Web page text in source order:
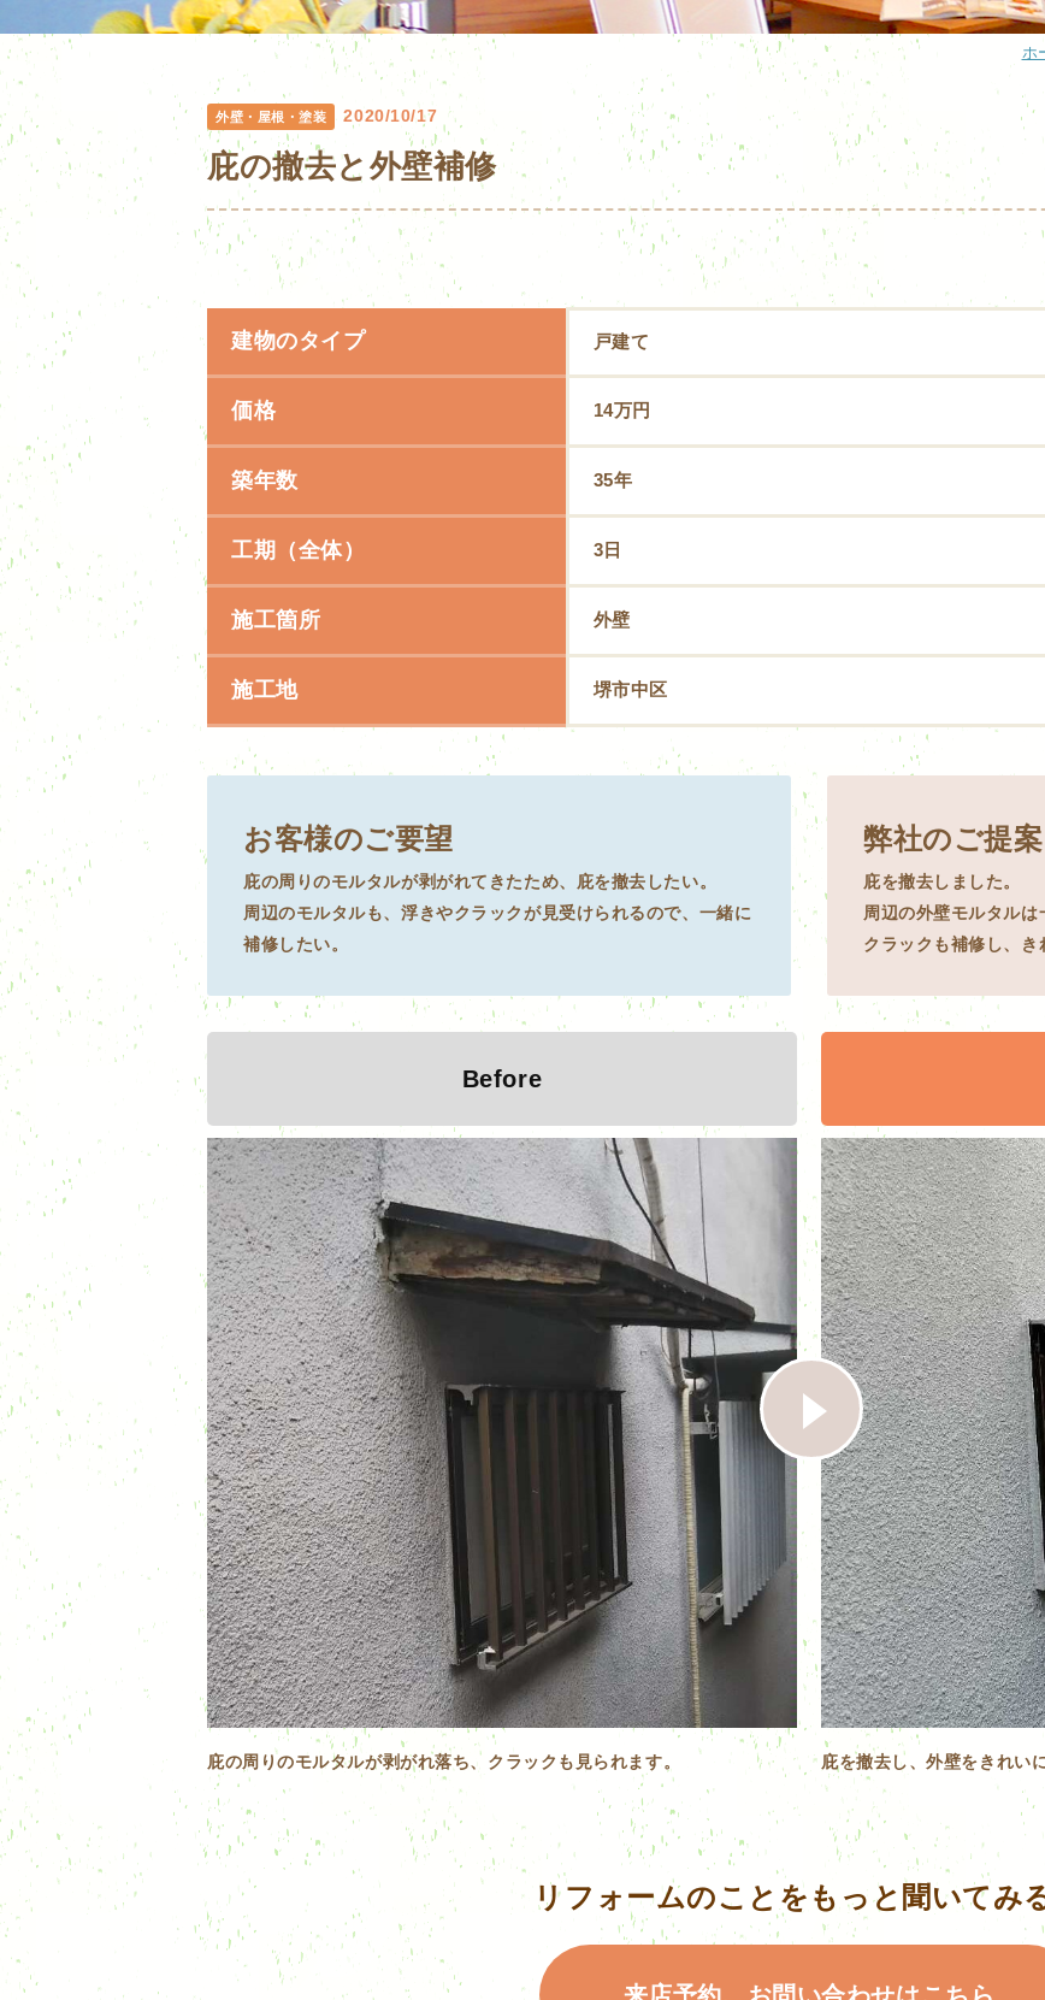
ホ
外壁・屋根・塗装 2020/10/17
庇の撤去と外壁補修
建物のタイプ 戸建て
価格 14万円
築年数 35年
工期（全体） 3日
施工箇所 外壁
施工地 堺市中区
お客様のご要望
庇の周りのモルタルが剥がれてきたため、庇を撤去したい。
周辺のモルタルも、浮きやクラックが見受けられるので、一緒に
補修したい。
弊社のご提案
庇を撤去しました。
周辺の外壁モルタルは
クラックも補修し、き
Before
庇の周りのモルタルが剥がれ落ち、クラックも見られます。 庇を撤去し、外壁をきれい
リフォームのことをもっと聞いてみ
来店予約、お問い合わせはこちら